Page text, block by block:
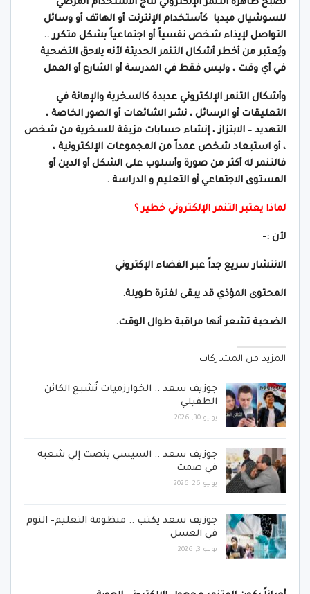
تصبح ظاهرة التنمر الإلكتروني نتاج الاستخدام المرضي
للسوشيال ميديا كأستخدام الإنترنت أو الهاتف أو وسائل
التواصل لإيذاء شخص نفسياً أو اجتماعياً بشكل متكرر ..
ويُعتبر من أخطر أشكال التنمر الحديثة لأنه يلاحق التضحية
في أي وقت ، وليس فقط في المدرسة أو الشارع أو العمل
وأشكال التنمر الإلكتروني عديدة كالسخرية والإهانة في
التعليقات أو الرسائل ، نشر الشائعات أو الصور الخاصة ،
التهديد – الابتزاز ، إنشاء حسابات مزيفة للسخرية من شخص
، أو استبعاد شخص عمداً من المجموعات الإلكترونية ،
فالتنمر له أكثر من صورة وأسلوب على الشكل أو الدين أو
المستوى الاجتماعي أو التعليم و الدراسة .
لماذا يعتبر التنمر الإلكتروني خطير ؟
لأن :-
الانتشار سريع جداً عبر الفضاء الإكتروني
المحتوى المؤذي قد يبقى لفترة طويلة.
الضحية تشعر أنها مراقبة طوال الوقت.
المزيد من المشاركات
جوزيف سعد .. الخوارزميات تُشبع الكائن
الطفيلي
يوليو 30, 2026
جوزيف سعد .. السيسي ينصت إلي شعبه
في صمت
يوليو 26, 2026
جوزيف سعد يكتب .. منظومة التعليم- النوم
في العسل
يوليو 3, 2026